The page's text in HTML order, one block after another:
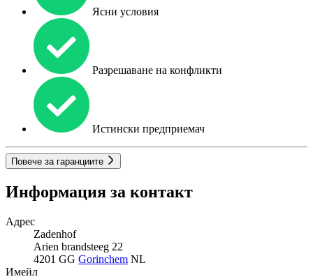
Ясни условия
Разрешаване на конфликти
Истински предприемач
Повече за гаранциите
Информация за контакт
Адрес
Zadenhof
Arien brandsteeg 22
4201 GG Gorinchem NL
Имейл